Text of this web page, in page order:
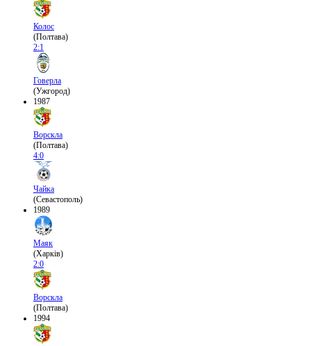
Колос
(Полтава)
2:1
Говерла
(Ужгород)
1987
Ворскла
(Полтава)
4:0
Чайка
(Севастополь)
1989
Маяк
(Харків)
2:0
Ворскла
(Полтава)
1994